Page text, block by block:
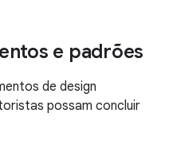
e padrões
de design
possam concluir